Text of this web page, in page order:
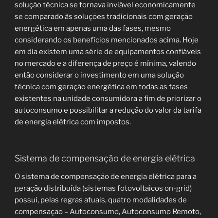
solução técnica se tornava inviável economicamente
se comparado às soluções tradicionais com geração
energética em apenas uma das fases, mesmo
considerando os benefícios mencionados acima. Hoje
em dia existem uma série de equipamentos confiáveis
no mercado e a diferença de preço é mínima, valendo
então considerar o investimento em uma solução
técnica com geração energética em todas as fases
existentes na unidade consumidora a fim de priorizar o
autoconsumo e possibilitar a redução do valor da tarifa
de energia elétrica com impostos.
Sistema de compensação de energia elétrica
O sistema de compensação de energia elétrica para a
geração distribuída (sistemas fotovoltaicos on-grid)
possui, pelas regras atuais, quatro modalidades de
compensação – Autoconsumo, Autoconsumo Remoto,